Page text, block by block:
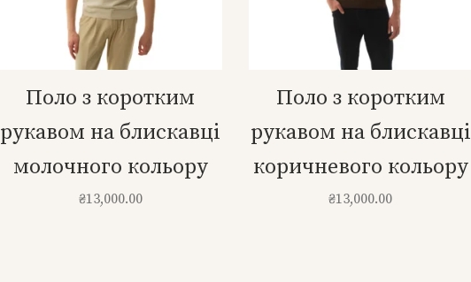
Поло з коротким
рукавом на блискавці
молочного кольору
₴13,000.00
Поло з коротким
рукавом на блискавці
коричневого кольору
₴13,000.00